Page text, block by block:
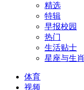
精选
特辑
早报校园
热门
生活贴士
星座与生肖
体育
视频